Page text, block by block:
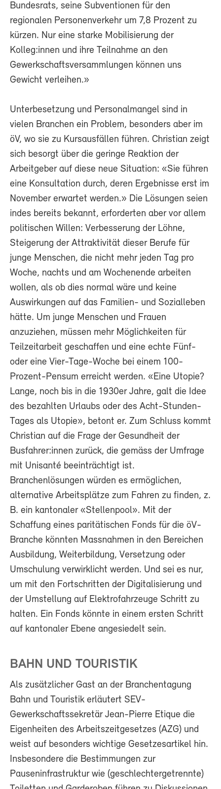
Bundesrats, seine Subventionen für den
regionalen Personenverkehr um 7,8 Prozent zu
kürzen. Nur eine starke Mobilisierung der
Kolleg:innen und ihre Teilnahme an den
Gewerkschaftsversammlungen können uns
Gewicht verleihen.»
Unterbesetzung und Personalmangel sind in
vielen Branchen ein Problem, besonders aber im
öV, wo sie zu Kursausfällen führen. Christian zeigt
sich besorgt über die geringe Reaktion der
Arbeitgeber auf diese neue Situation: «Sie führen
eine Konsultation durch, deren Ergebnisse erst im
November erwartet werden.» Die Lösungen seien
indes bereits bekannt, erforderten aber vor allem
politischen Willen: Verbesserung der Löhne,
Steigerung der Attraktivität dieser Berufe für
junge Menschen, die nicht mehr jeden Tag pro
Woche, nachts und am Wochenende arbeiten
wollen, als ob dies normal wäre und keine
Auswirkungen auf das Familien- und Sozialleben
hätte. Um junge Menschen und Frauen
anzuziehen, müssen mehr Möglichkeiten für
Teilzeitarbeit geschaffen und eine echte Fünf-
oder eine Vier-Tage-Woche bei einem 100-
Prozent-Pensum erreicht werden. «Eine Utopie?
Lange, noch bis in die 1930er Jahre, galt die Idee
des bezahlten Urlaubs oder des Acht-Stunden-
Tages als Utopie», betont er. Zum Schluss kommt
Christian auf die Frage der Gesundheit der
Busfahrer:innen zurück, die gemäss der Umfrage
mit Unisanté beeinträchtigt ist.
Branchenlösungen würden es ermöglichen,
alternative Arbeitsplätze zum Fahren zu finden, z.
B. ein kantonaler «Stellenpool». Mit der
Schaffung eines paritätischen Fonds für die öV-
Branche könnten Massnahmen in den Bereichen
Ausbildung, Weiterbildung, Versetzung oder
Umschulung verwirklicht werden. Und sei es nur,
um mit den Fortschritten der Digitalisierung und
der Umstellung auf Elektrofahrzeuge Schritt zu
halten. Ein Fonds könnte in einem ersten Schritt
auf kantonaler Ebene angesiedelt sein.
BAHN UND TOURISTIK
Als zusätzlicher Gast an der Branchentagung
Bahn und Touristik erläutert SEV-
Gewerkschaftssekretär Jean-Pierre Etique die
Eigenheiten des Arbeitszeitgesetzes (AZG) und
weist auf besonders wichtige Gesetzesartikel hin.
Insbesondere die Bestimmungen zur
Pauseninfrastruktur wie (geschlechtergetrennte)